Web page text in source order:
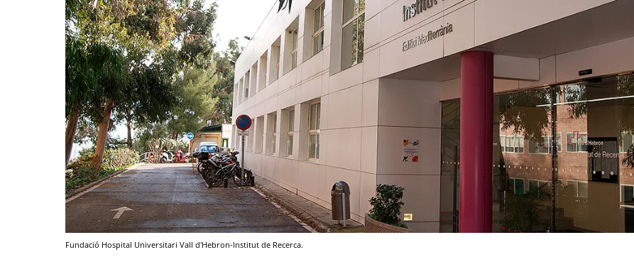
Fundació Hospital Universitari Vall d'Hebron-Institut de Recerca.